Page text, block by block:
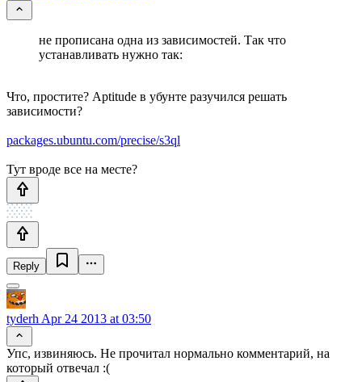
не прописана одна из зависимостей. Так что
устанавливать нужно так:
Что, простите? Aptitude в убунте разучился решать
зависимости?
packages.ubuntu.com/precise/s3ql
Тут вроде все на месте?
Reply
tyderh Apr 24 2013 at 03:50
Упс, извиняюсь. Не прочитал нормально комментарий, на
который отвечал :(